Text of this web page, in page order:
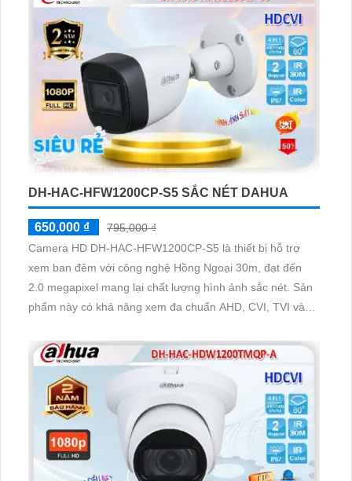
DH-HAC-HFW1200CP-S5 SẮC NÉT DAHUA
650,000 ₫
795,000 ₫
Camera HD DH-HAC-HFW1200CP-S5 là thiết bị hỗ trợ
xem ban đêm với công nghệ Hồng Ngoại 30m, đạt đến
2.0 megapixel mang lại chất lượng hình ảnh sắc nét. Sản
phẩm này có khả năng xem đa chuẩn AHD, CVI, TVI và
camera truyền thống khác